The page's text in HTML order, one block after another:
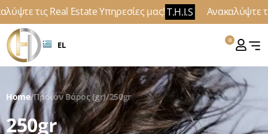
τις Real Estate Υπηρεσίες μας! T.H.I.S Ανακαλύψτε
EL 0
Home/Προϊόν Βάρος (gr)/250gr
250gr